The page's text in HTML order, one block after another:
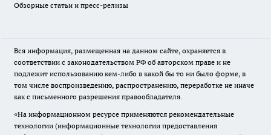
Обзорные статьи и пресс-релизы
Вся информация, размещенная на данном сайте, охраняется в
соответствии с законодательством РФ об авторском праве и не
подлежит использованию кем-либо в какой бы то ни было форме, в
том числе воспроизведению, распространению, переработке не иначе
как с письменного разрешения правообладателя.
«На информационном ресурсе применяются рекомендательные
технологии (информационные технологии предоставления